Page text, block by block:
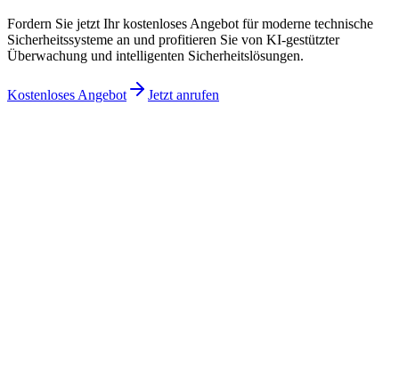
Fordern Sie jetzt Ihr kostenloses Angebot für moderne technische
Sicherheitssysteme an und profitieren Sie von KI-gestützter
Überwachung und intelligenten Sicherheitslösungen.
Kostenloses Angebot Jetzt anrufen